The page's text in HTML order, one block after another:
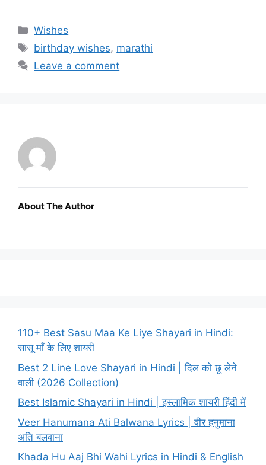
Categories
Wishes
Tags
birthday wishes, marathi
Leave a comment
About The Author
110+ Best Sasu Maa Ke Liye Shayari in Hindi:
सासू माँ के लिए शायरी
Best 2 Line Love Shayari in Hindi | दिल को छू लेने
वाली (2026 Collection)
Best Islamic Shayari in Hindi | इस्लामिक शायरी हिंदी में
Veer Hanumana Ati Balwana Lyrics | वीर हनुमाना
अति बलवाना
Khada Hu Aaj Bhi Wahi Lyrics in Hindi & English